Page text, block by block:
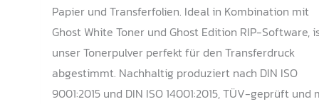
Papier und Transferfolien. Ideal in Kombination mit
Ghost White Toner und Ghost Edition RIP-Software,
unser Tonerpulver perfekt für den Transferdruck
abgestimmt. Nachhaltig produziert nach DIN ISO
9001:2015 und DIN ISO 14001:2015, TÜV-geprüft und